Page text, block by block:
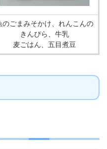
のごまみそかけ、れんこんの
きんぴら、牛乳
麦ごはん、五目煮豆